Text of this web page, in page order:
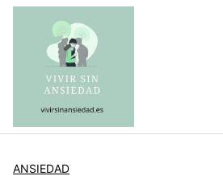
Saltar
contenido
ANSIEDAD